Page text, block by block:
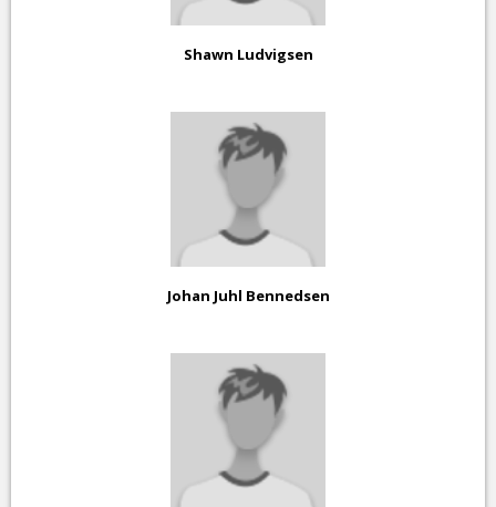
Shawn Ludvigsen
Johan Juhl Bennedsen